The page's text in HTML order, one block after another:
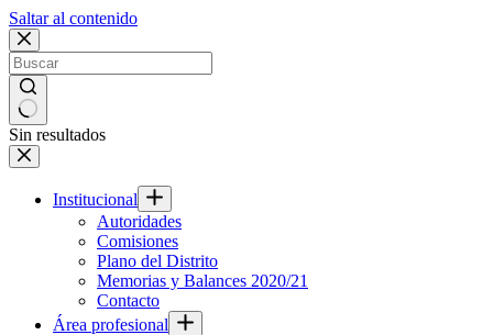
Saltar al contenido
Sin resultados
Institucional
Autoridades
Comisiones
Plano del Distrito
Memorias y Balances 2020/21
Contacto
Área profesional